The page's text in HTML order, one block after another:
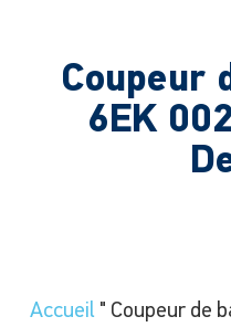
Coupeur
6EK
Accueil" Coupeur de